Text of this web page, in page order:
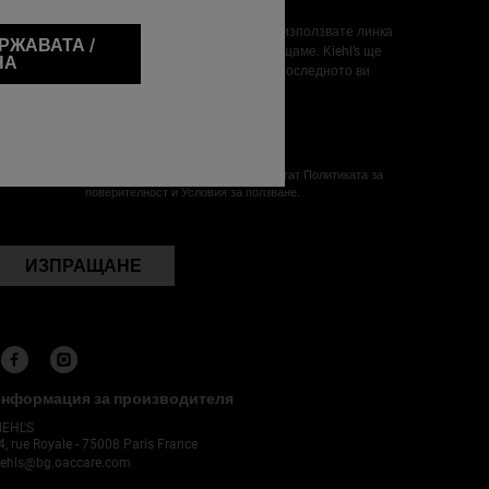
Може да се отпишете по всяко време като използвате линка
в края на всяко съобщение, което ви изпращаме. Kiehl’s ще
изтрие личните ви данни три години след последното ви
Тази страница е защитена от Cloudflare и се прилагат Политиката за
поверителност и Условия за ползване.
ИЗПРАЩАНЕ
за производителя
rue Royale - 75008 Paris France
/